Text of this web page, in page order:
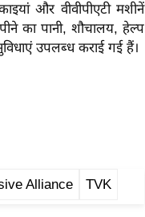
और वीवीपीएटी मशीनें
का पानी, शौचालय, हेल्प
उपलब्ध कराई गई हैं।
Alliance TVK